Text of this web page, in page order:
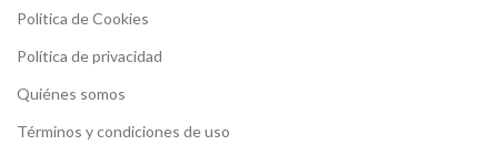
Política de Cookies
Política de privacidad
Quiénes somos
Términos y condiciones de uso